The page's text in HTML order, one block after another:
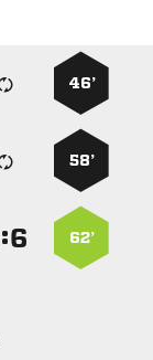
46’
58’
62’
: